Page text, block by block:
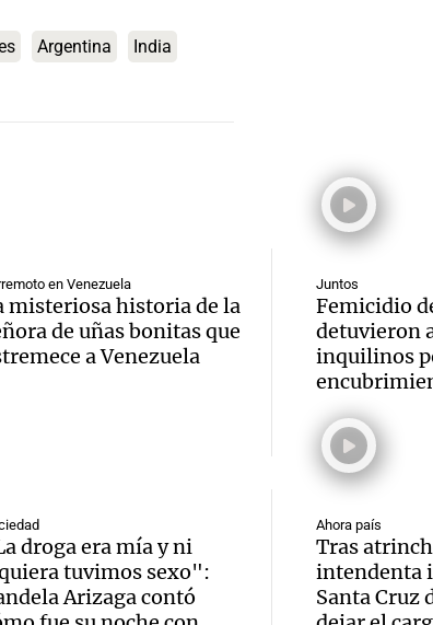
Argentina India
Panorama
Episodios
sociales
Panorama
Episodios
2,9%
sobre
Panorama
Episodios
Audio.
hasta
pesos
Jujuy
Panorama
Episodios
Audio.
Jujuy
hasta
pesos
Audio.
en
Audio.
en Venezuela
misteriosa historia de la
de uñas bonitas que
a Venezuela
Juntos
Femicidio
detuvieron
inquilinos
droga era mía y ni
tuvimos sexo":
Arizaga contó
Ahora país
Tras
intendenta
Santa Cruz